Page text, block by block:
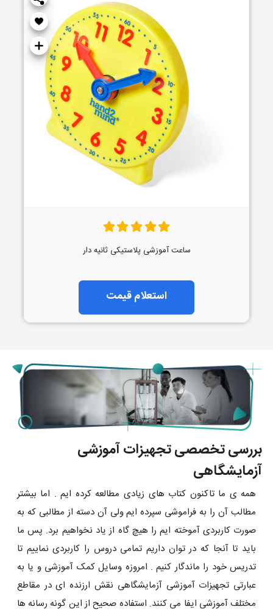
ساعت آموزشی پلاستیکی ثانیه دار
استعلام قیمت
بررسی تخصصی تجهیزات آموزشی
آزمایشگاهی
همه ی ما تاکنون کتاب های زیادی مطالعه کرده ایم . اما بیشتر
مطالب آن را به فراموشی سپرده ایم ولی آن دسته از مطالبی که به
صورت کاربردی آموخته ایم را هیچ گاه از یاد نخواهیم برد. پس ما
باید تا آنجا که در توان داریم تمامی دروس را کاربردی نماییم تا
تدریس خود را ماندگار کنیم . امروزه وسایل کمک آموزشی و یا به
عبارتی تجهیزات آموزشی آزمایشگاهی نقش ارزنده ای در مقاطع
مختلف آموزشی ایفا می کنند. استفاده صحیح از این گونه رسانه ها